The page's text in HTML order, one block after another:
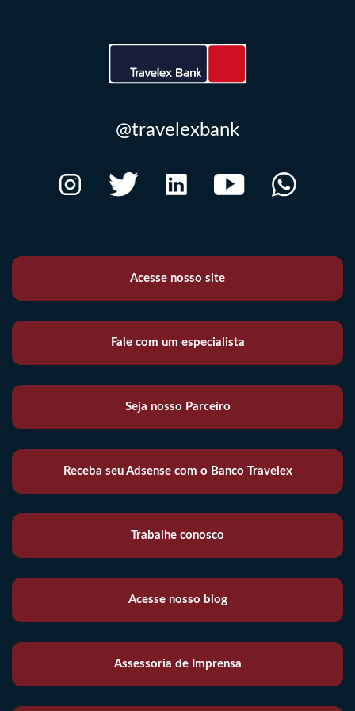
@travelexbank
Acesse nosso site
Fale com um especialista
Seja nosso Parceiro
Receba seu Adsense com o Banco Travelex
Trabalhe conosco
Acesse nosso blog
Assessoria de Imprensa